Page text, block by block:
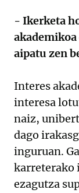
- Ikerketa
aipatu zen
Interes
interesa
naiz,
dago
inguruan.
karreterako
ezagutza